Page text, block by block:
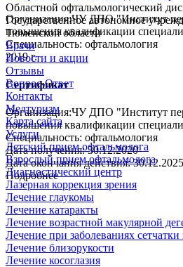
Организация:ЧУ ДПО "Институт
повышения квалификации
Специальность: офтальмология
2019 г.
Сертификат
Организация:ЧУ ДПО "Институт
повышения квалификации
Специальность: офтальмология
Дата получения: 30.12.2020
Дата окончания действия: 30.12.2025
Подробнее
Областной офтальмологический
Государственное автономное
Тюменской области
Врачи
Новости и акции
Отзывы
Вопрос-Ответ
Контакты
Медтуризм
Карта сайта
Услуги
Детский прием офтальмолога
Взрослый прием офтальмолога
Диагностический центр
Лазерная коррекция зрения
Лечение глаукомы
Лечение катаракты
Лечение возрастной макулярной
Лечение при заболеваниях сетчатки
Лечение близорукости
Лечение косоглазия